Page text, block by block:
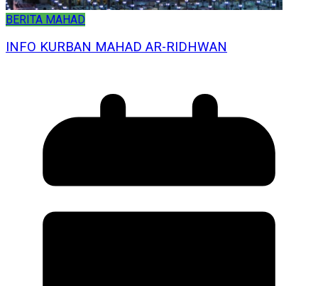
BERITA MAHAD
INFO KURBAN MAHAD AR-RIDHWAN